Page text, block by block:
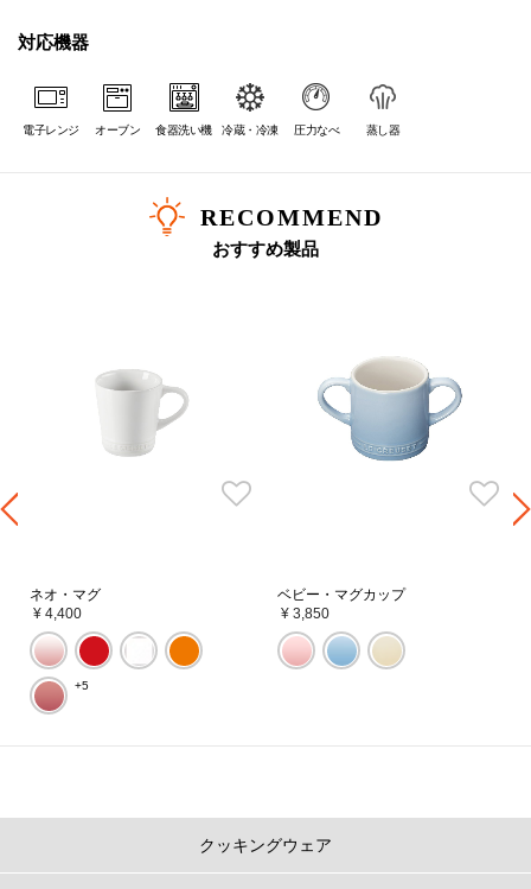
対応機器
電子レンジ オーブン 食器洗い機 冷蔵・冷凍 圧力なべ 蒸し器
RECOMMEND
おすすめ製品
ネオ・マグ
¥ 4,400
+5
ベビー・マグカップ
¥ 3,850
クッキングウェア